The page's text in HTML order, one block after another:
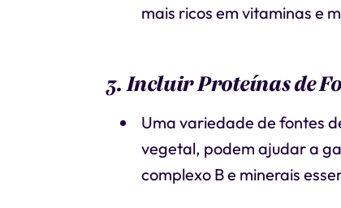
mais ricos em vitaminas e
3. Incluir Proteínas de
Uma variedade de fontes
vegetal, podem ajudar a
complexo B e minerais